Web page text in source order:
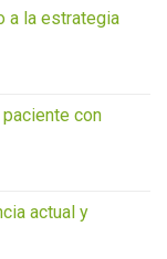
a la estrategia
con
actual y